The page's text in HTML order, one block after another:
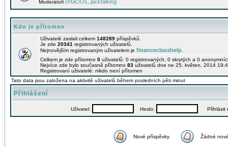
Moderátoři cHaOOs jacktalking
Kdo je přítomen
Uživatelé zaslali celkem 148289 příspěvků.
Je zde 20341 registrovaných uživatelů.
Nejnovějším registrovaným uživatelem je financeclasshelp
Celkem je zde přítomno 0 uživatelů: 0 registrovaných, 0 skrytých a 0
Nejvíce zde bylo současně přítomno 83 uživatelů dne ne 25. květen, 2014
Registrovaní uživatelé: nikdo není přítomen
Tato data jsou založena na aktivitě uživatelů během posledních pěti minut
Přihlášení
Uživatel: Heslo: Přihlásit
Nové příspěvky Žádné